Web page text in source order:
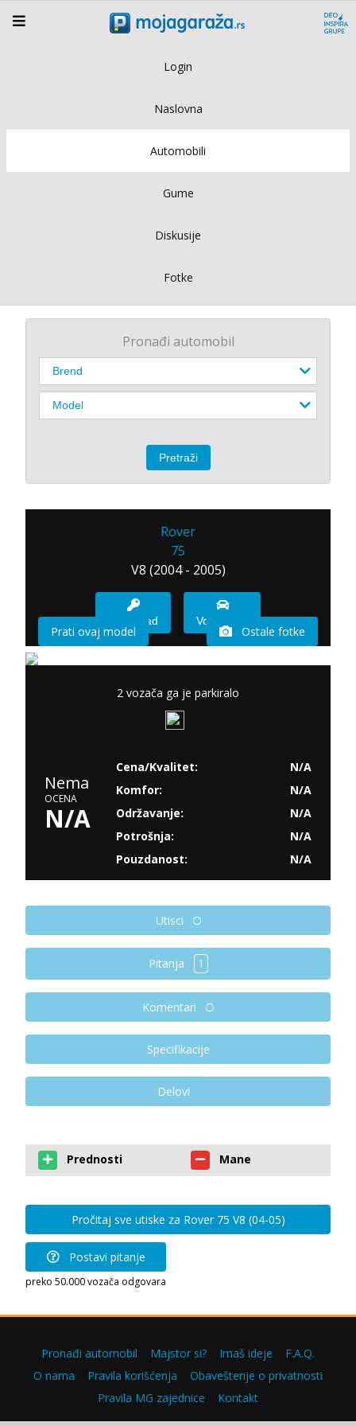
Login
Naslovna
Automobili
Gume
Diskusije
Fotke
Pronađi automobil
Rover
75
V8 (2004 - 2005)
Imam sad Vozio sam
Prati ovaj model Ostale fotke
2 vozača ga je parkiralo
Nema
OCENA
N/A
Cena/Kvalitet:
N/A
Komfor:
N/A
Održavanje:
N/A
Potrošnja:
N/A
Pouzdanost:
N/A
Utisci
Pitanja 1
Komentari
Specifikacije
Delovi
Prednosti Mane
Pročitaj sve utiske za Rover 75 V8 (04-05)
Postavi pitanje
preko 50.000 vozača odgovara
Pronađi automobil Majstor si? Imaš ideje
F.A.Q.
O nama
Pravila korišćenja
Obaveštenje o privatnosti
Pravila MG zajednice
Kontakt